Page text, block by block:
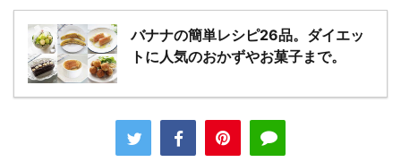
バナナの簡単レシピ26品。ダイエッ
トに人気のおかずやお菓子まで。